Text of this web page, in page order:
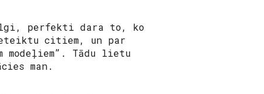
ilgi, perfekti dara to, ko
citiem, un par
Tādu lietu
man.